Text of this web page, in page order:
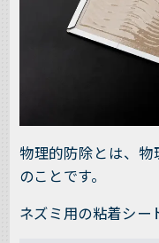
物理的防除とは、物
のことです。
ネズミ用の粘着シー